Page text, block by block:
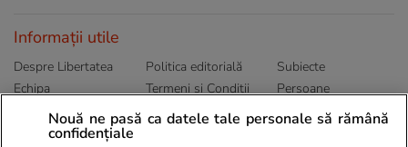
Informații utile
Despre Libertatea
Echipa
Publicitate
Politica de
Politica editorială
Termeni și Conditii
Abonamente
Subiecte
Persoane
Sitemap
Nouă ne pasă ca datele tale personale să rămână
confidențiale